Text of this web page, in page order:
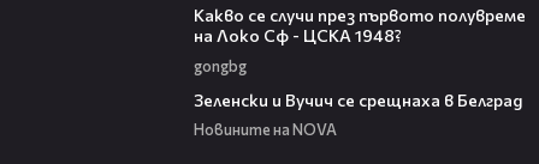
Какво се случи през първото полувреме
на Локо Сф - ЦСКА 1948?
gongbg
Зеленски и Вучич се срещнаха в Белград
Новините на NOVA